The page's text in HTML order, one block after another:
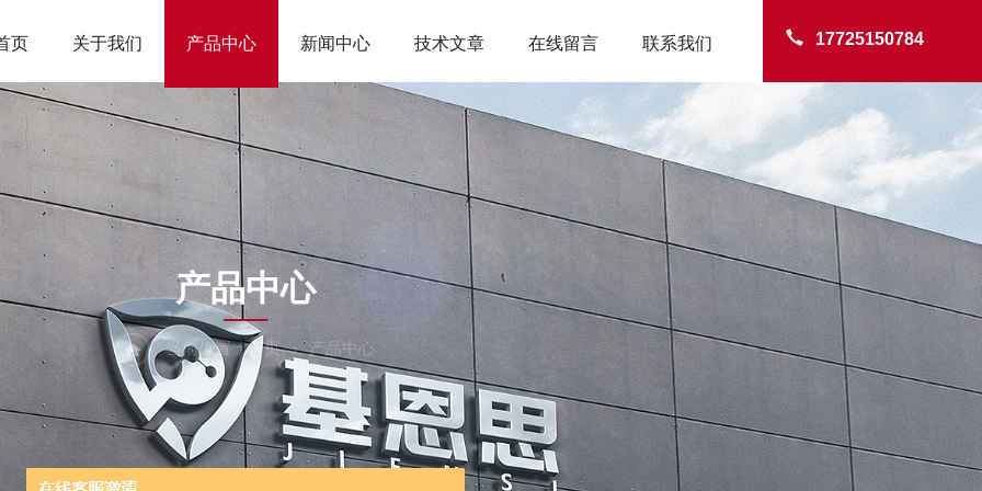
17725150784
页 关于我们 产品中心 新闻中心 技术文章 在线留言 联系我们
CENTER
产品中心
当前位置：首页 产品中心